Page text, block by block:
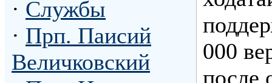
· Службы
· Прп. Паисий
Величковский
000
после